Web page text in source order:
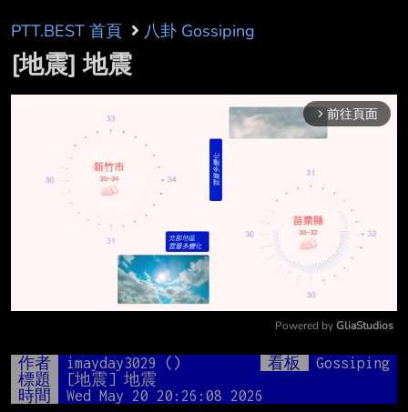
PTT.BEST 首頁 八卦 Gossiping
[地震] 地震
arrow_forward_ios 前往頁面
Mute
Powered by GliaStudios
作者 imayday3029 () 看板
Gossiping
標題
[地震] 地震
時間
Wed May 20 20:26:08 2026